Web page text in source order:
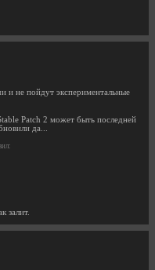
и не пойдут экспериментальные
Patch 2 может быть последней
да...
залит.